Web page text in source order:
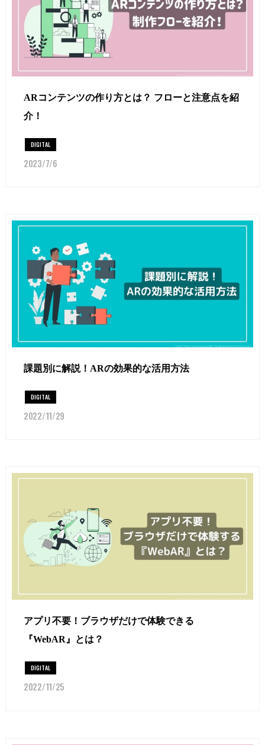
ARコンテンツの作り方とは？ フローと注意点を紹
介！
DIGITAL
2023/7/6
課題別に解説！ARの効果的な活用方法
DIGITAL
2022/11/29
アプリ不要！ブラウザだけで体験できる
『WebAR』とは？
DIGITAL
2022/11/25